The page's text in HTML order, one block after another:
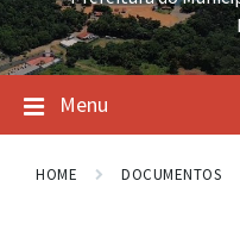
Menu
HOME DOCUMENTOS